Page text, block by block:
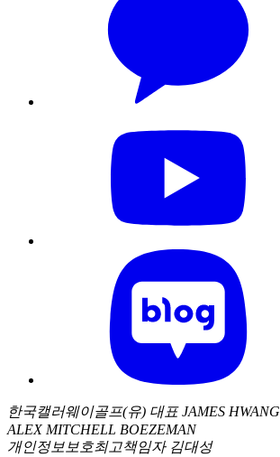
한국캘러웨이골프(유) 대표 JAMES HWANG,
ALEX MITCHELL BOEZEMAN
개인정보보호최고책임자 김대성